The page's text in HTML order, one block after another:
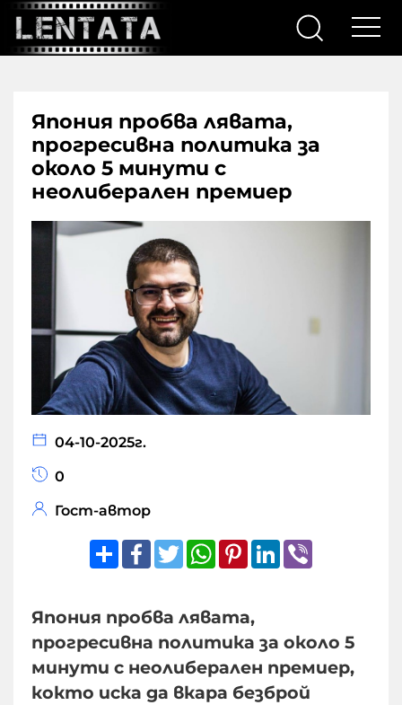
Япония пробва лявата,
прогресивна политика за
около 5 минути с
неолиберален премиер
04-10-2025г.
0
Гост-автор
ShareFacebook
TwitterWhatsApp
Pinterest
LinkedIn
Япония пробва лявата,
прогресивна политика за около 5
минути с неолиберален премиер,
кокто иска да вкара безброй